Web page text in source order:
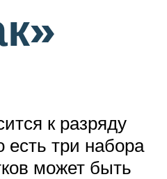
к разряду
есть три набора
может быть